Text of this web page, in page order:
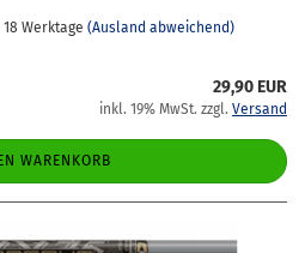
Werktage (Ausland abweichend)
29,90 EUR
inkl. 19% MwSt. zzgl. Versand
WARENKORB